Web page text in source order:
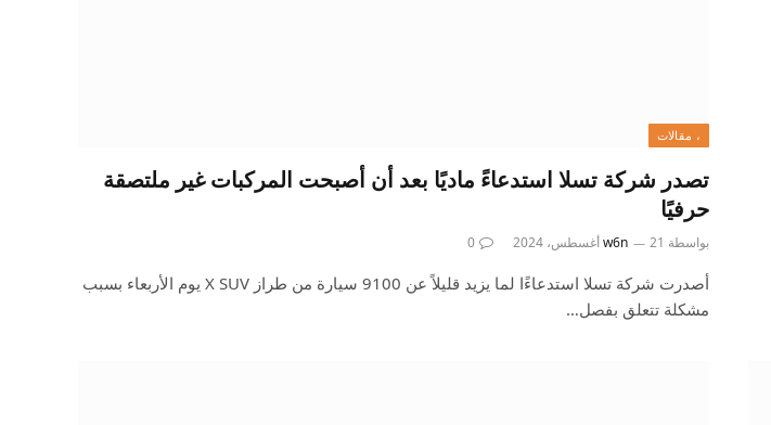
، مقالات
تصدر شركة تسلا استدعاءً ماديًا بعد أن أصبحت المركبات غير ملتصقة
حرفيًا
بواسطة w6n 21 أغسطس، 2024 0
أصدرت شركة تسلا استدعاءًا لما يزيد قليلاً عن 9100 سيارة من طراز X SUV يوم الأربعاء بسبب
مشكلة تتعلق بفصل…